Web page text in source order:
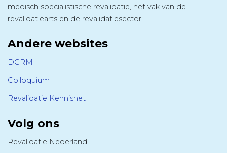
medisch specialistische revalidatie, het vak van de
revalidatiearts en de revalidatiesector.
Andere websites
DCRM
Colloquium
Revalidatie Kennisnet
Volg ons
Revalidatie Nederland